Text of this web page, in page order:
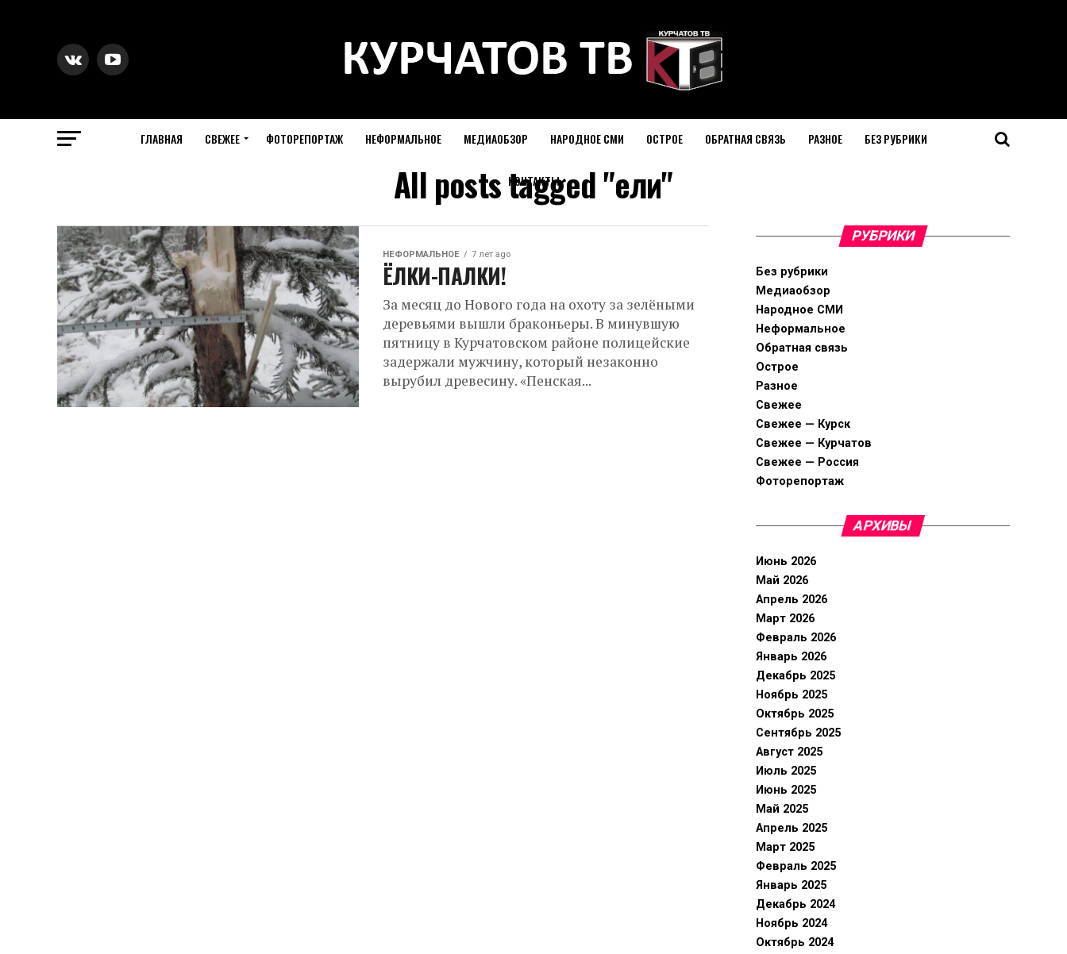
ГЛАВНАЯ СВЕЖЕЕ ФОТОРЕПОРТАЖ НЕФОРМАЛЬНОЕ МЕДИАОБЗОР НАРОДНОЕ СМИ ОСТРОЕ ОБРАТНАЯ СВЯЗЬ РАЗНОЕ БЕЗ РУБРИКИ
КОНТАКТЫ
All posts tagged "ели"
НЕФОРМАЛЬНОЕ 7 лет ago
ЁЛКИ-ПАЛКИ!
За месяц до Нового года на охоту за зелёными
деревьями вышли браконьеры. В минувшую
пятницу в Курчатовском районе полицейские
задержали мужчину, который незаконно
вырубил древесину. «Пенская...
РУБРИКИ
Без рубрики
Медиаобзор
Народное СМИ
Неформальное
Обратная связь
Острое
Разное
Свежее
Свежее — Курск
Свежее — Курчатов
Свежее — Россия
Фоторепортаж
АРХИВЫ
Июнь 2026
Май 2026
Апрель 2026
Март 2026
Февраль 2026
Январь 2026
Декабрь 2025
Ноябрь 2025
Октябрь 2025
Сентябрь 2025
Август 2025
Июль 2025
Июнь 2025
Май 2025
Апрель 2025
Март 2025
Февраль 2025
Январь 2025
Декабрь 2024
Ноябрь 2024
Октябрь 2024